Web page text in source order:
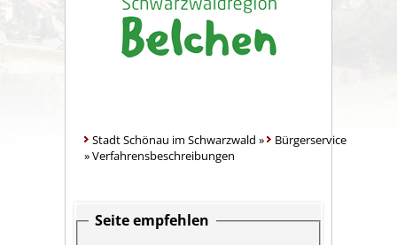
Stadt Schönau im Schwarzwald »
Bürgerservice
»Verfahrensbeschreibungen
Seite empfehlen